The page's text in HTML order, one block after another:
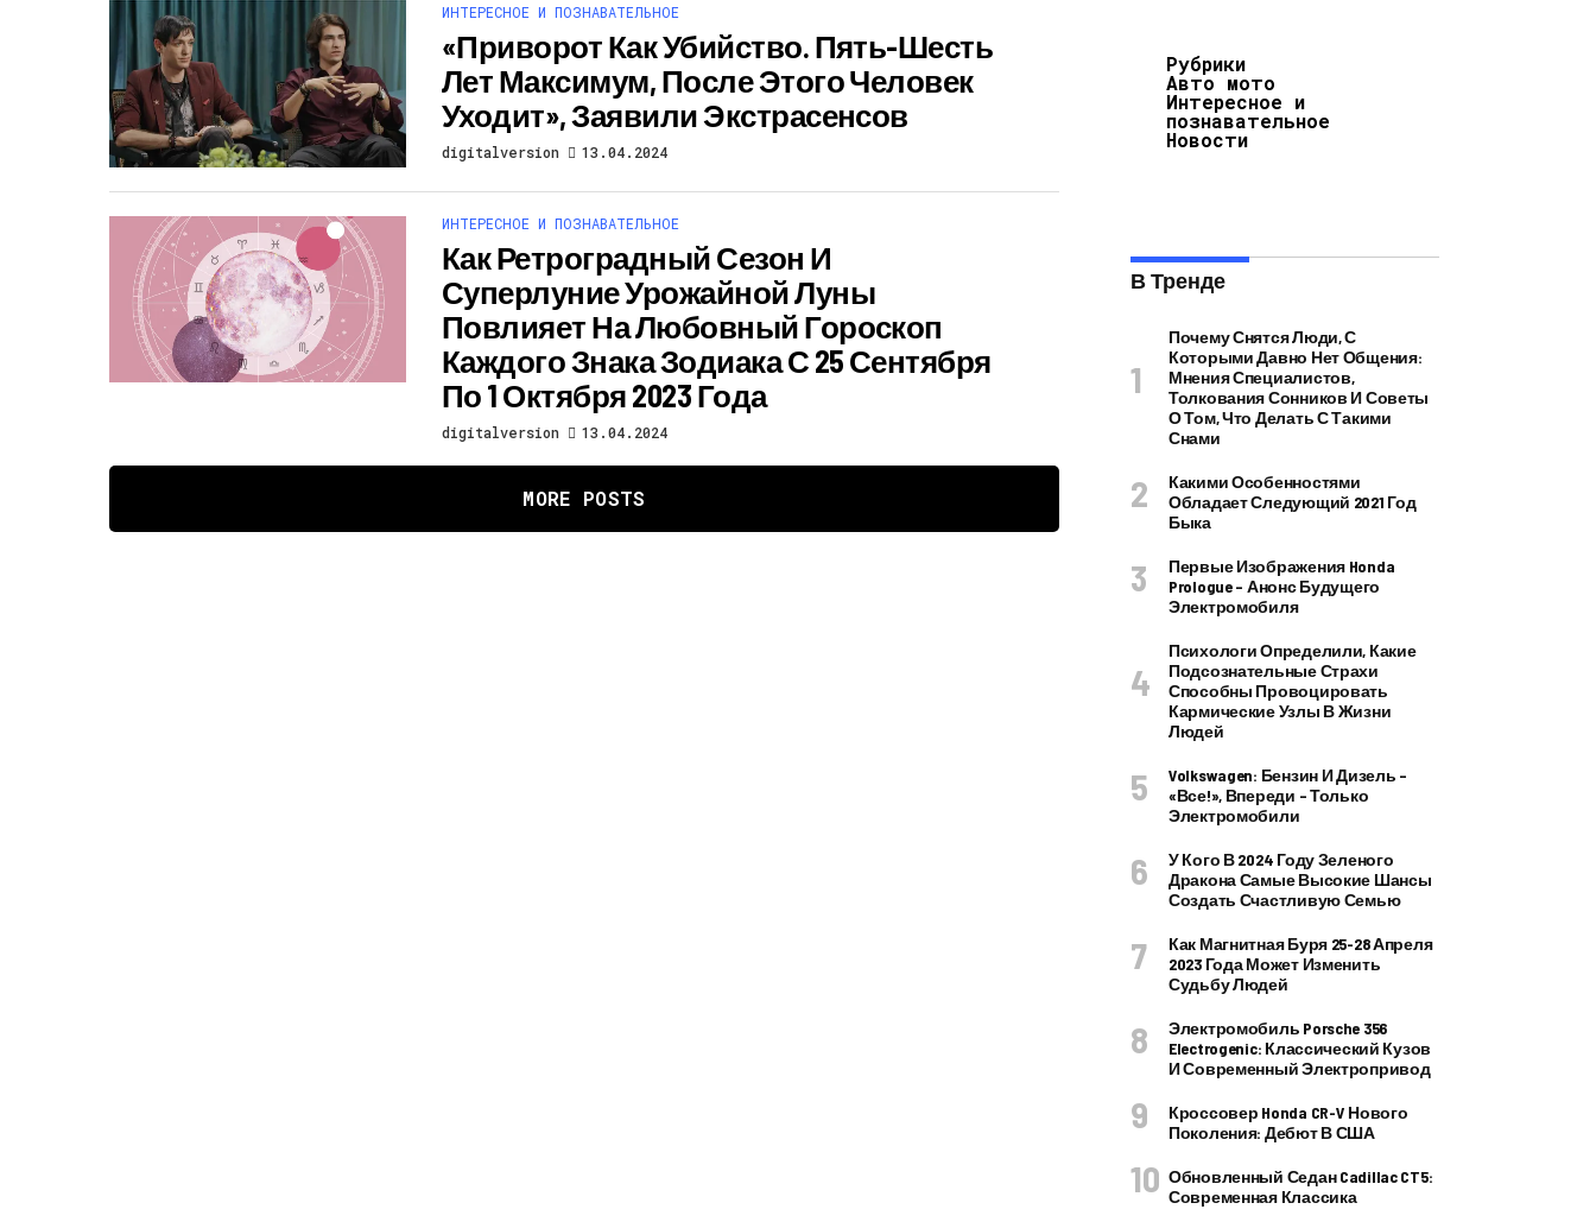
ИНТЕРЕСНОЕ И ПОЗНАВАТЕЛЬНОЕ
«Приворот Как Убийство. Пять-Шесть
Лет Максимум, После Этого Человек
Уходит», Заявили Экстрасенсов
digitalversion 13.04.2024
ИНТЕРЕСНОЕ И ПОЗНАВАТЕЛЬНОЕ
Как Ретроградный Сезон И
Суперлуние Урожайной Луны
Повлияет На Любовный Гороскоп
Каждого Знака Зодиака С 25 Сентября
По 1 Октября 2023 Года
digitalversion 13.04.2024
MORE POSTS
Рубрики
Авто мото
Интересное и
познавательное
Новости
В Тренде
Почему Снятся Люди, С
Которыми Давно Нет Общения:
Мнения Специалистов,
Толкования Сонников И Советы
О Том, Что Делать С Такими
Снами
Какими Особенностями
Обладает Следующий 2021 Год
Быка
Первые Изображения Honda
Prologue – Анонс Будущего
Электромобиля
Психологи Определили, Какие
Подсознательные Страхи
Способны Провоцировать
Кармические Узлы В Жизни
Людей
Volkswagen: Бензин И Дизель –
«все!», Впереди – Только
Электромобили
У Кого В 2024 Году Зеленого
Дракона Самые Высокие Шансы
Создать Счастливую Семью
Как Магнитная Буря 25-28 Апреля
2023 Года Может Изменить
Судьбу Людей
Электромобиль Porsche 356
Electrogenic: Классический Кузов
И Современный Электропривод
Кроссовер Honda CR-V Нового
Поколения: Дебют В США
Обновленный Седан Cadillac CT5:
Современная Классика